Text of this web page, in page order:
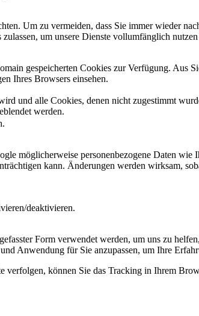
Um zu vermeiden, dass Sie immer wieder
um unsere Dienste vollumfänglich
gespeicherten Cookies zur Verfügung. Aus
Ihres Browsers einsehen.
und alle Cookies, denen nicht zugestimmt
werden.
möglicherweise personenbezogene Daten
kann. Änderungen werden wirksam,
deaktivieren.
Form verwendet werden, um uns zu
Anwendung für Sie anzupassen, um Ihre
verfolgen, können Sie das Tracking in Ihrem